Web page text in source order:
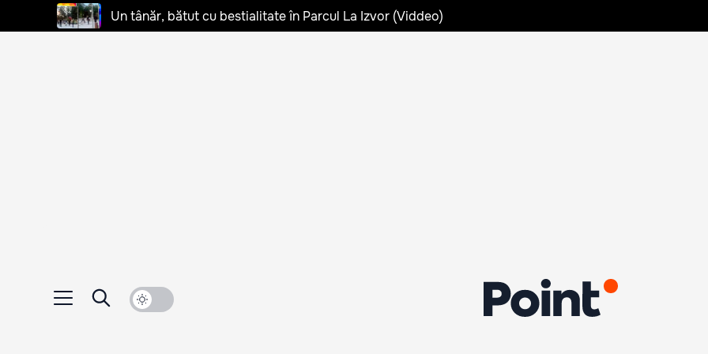
Un tânăr, bătut cu bestialitate în Parcul La Izvor (Viddeo)